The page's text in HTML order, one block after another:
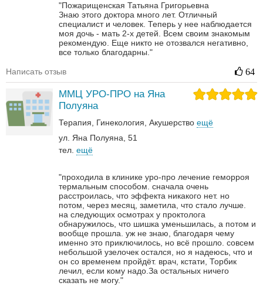
"Пожарищенская Татьяна Григорьевна
Знаю этого доктора много лет. Отличный
специалист и человек. Теперь у нее наблюдается
моя дочь - мать 2-х детей. Всем своим знакомым
рекомендую. Еще никто не отозвался негативно,
все только благодарны."
Написать отзыв 64
ММЦ УРО-ПРО на Яна
Полуяна
Терапия Гинекология Акушерство ещё
ул. Яна Полуяна, 51
тел. ещё
"проходила в клинике уро-про лечение геморроя
термальным способом. сначала очень
расстроилась, что эффекта никакого нет. но
потом, через месяц, заметила, что стало лучше.
на следующих осмотрах у проктолога
обнаружилось, что шишка уменьшилась, а потом и
вообще прошла. уж не знаю, благодаря чему
именно это приключилось, но всё прошло. совсем
небольшой узелочек остался, но я надеюсь, что и
он со временем пройдёт. врач, кстати, Торбик
лечил, если кому надо.За остальных ничего
сказать не могу."